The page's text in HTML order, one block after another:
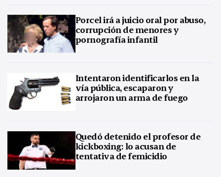
Porcel irá a juicio oral por abuso,
corrupción de menores y
pornografía infantil
Intentaron identificarlos en la
vía pública, escaparon y
arrojaron un arma de fuego
Quedó detenido el profesor de
kickboxing: lo acusan de
tentativa de femicidio